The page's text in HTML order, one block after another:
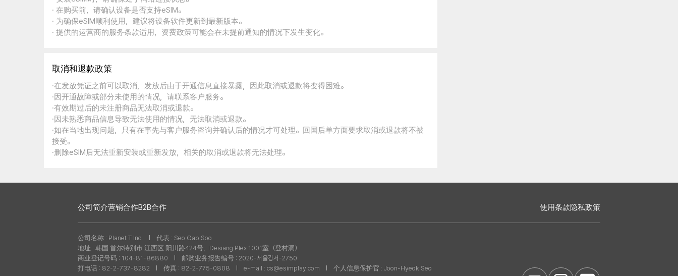
· 在购买前，请确认设备是否支持eSIM。
· 为确保eSIM顺利使用，建议将设备软件更新到最新版本。
· 提供的运营商的服务条款适用，资费政策可能会在未提前通知的情况下发生变化。
取消和退款政策
·在发放凭证之前可以取消，发放后由于开通信息直接暴露，因此取消或退款将变得困难。
·因开通故障或部分未使用的情况，请联系客户服务。
·有效期过后的未注册商品无法取消或退款。
·因未熟悉商品信息导致无法使用的情况，无法取消或退款。
·如在当地出现问题，只有在事先与客户服务咨询并确认后的情况才可处理。回国后单方面要求取消或退款将不被
接受。
·删除eSIM后无法重新安装或重新发放，相关的取消或退款将无法处理。
公司简介营销合作B2B合作 使用条款隐私政策
公司名称 : Planet T Inc.
代表 : Seo Gab Soo
地址 : 韩国 首尔特别市 江西区 阳川路424号，Desiang Plex 1001室（登村洞）
商业登记号码 : 104-81-86880
邮购业务报告编号 : 2020-서울강서-2750
打电话 : 82-2-737-8282
传真 : 82-2-775-0808 e-mail : cs@esimplay.com 个人信息保护官 : Joon-Hyeok Seo